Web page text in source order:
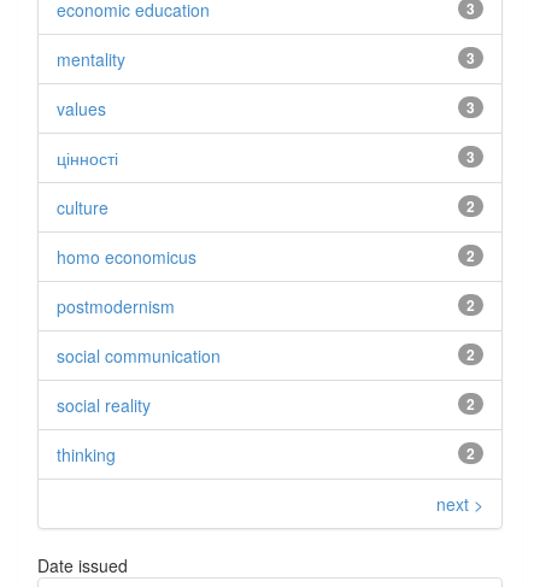
3
economic education
3
mentality
3
values
3
цінності
2
culture
2
homo economicus
2
postmodernism
2
social communication
2
social reality
2
thinking
next >
Date issued